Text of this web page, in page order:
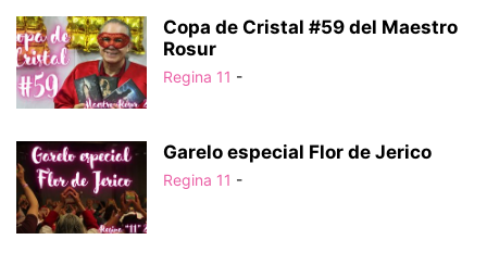
Copa de Cristal #59 del Maestro
Rosur
Regina 11 -
Garelo especial Flor de Jerico
Regina 11 -